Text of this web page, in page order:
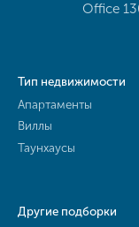
Office
Тип недвижимости
Апартаменты
Виллы
Таунхаусы
Другие подборки